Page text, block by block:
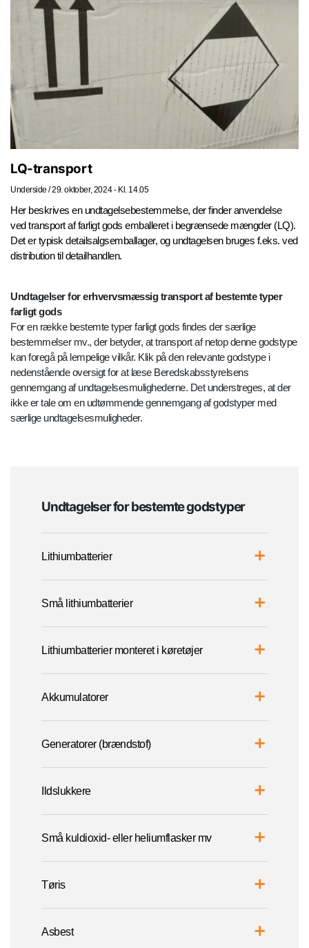
LQ-transport
Underside / 29. oktober, 2024 - Kl. 14.05
Her beskrives en undtagelsebestemmelse, der finder anvendelse
ved transport af farligt gods emballeret i begrænsede mængder (LQ).
Det er typisk detailsalgsemballager, og undtagelsen bruges f.eks. ved
distribution til detailhandlen.
Undtagelser for erhvervsmæssig transport af bestemte typer
farligt gods
For en række bestemte typer farligt gods findes der særlige
bestemmelser mv., der betyder, at transport af netop denne godstype
kan foregå på lempelige vilkår. Klik på den relevante godstype i
nedenstående oversigt for at læse Beredskabsstyrelsens
gennemgang af undtagelsesmulighederne. Det understreges, at der
ikke er tale om en udtømmende gennemgang af godstyper med
særlige undtagelsesmuligheder.
Undtagelser for bestemte godstyper
Lithiumbatterier
Små lithiumbatterier
Lithiumbatterier monteret i køretøjer
Akkumulatorer
Generatorer (brændstof)
Ildslukkere
Små kuldioxid- eller heliumflasker mv
Tøris
Asbest